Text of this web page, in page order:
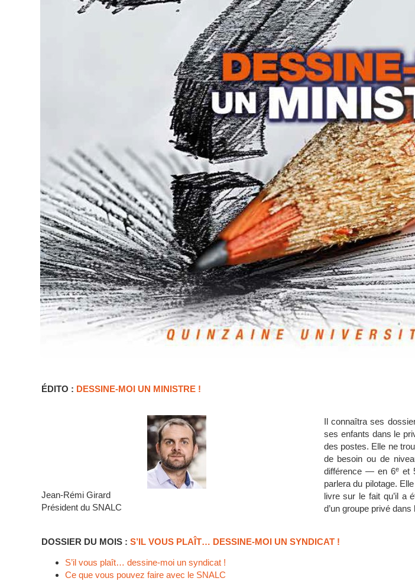
ÉDITO : DESSINE-MOI UN MINISTRE !
Jean-Rémi Girard
Président du SNALC
Il connaîtra ses
ses enfants dans le
des postes. Elle ne
de besoin ou de
différence — en 6eet
parlera du pilotage.
livre sur le fait qu’il a
d’un groupe privé
DOSSIER DU MOIS : S’IL VOUS PLAÎT… DESSINE-MOI UN SYNDICAT !
S’il vous plaît… dessine-moi un syndicat !
Ce que vous pouvez faire avec le SNALC